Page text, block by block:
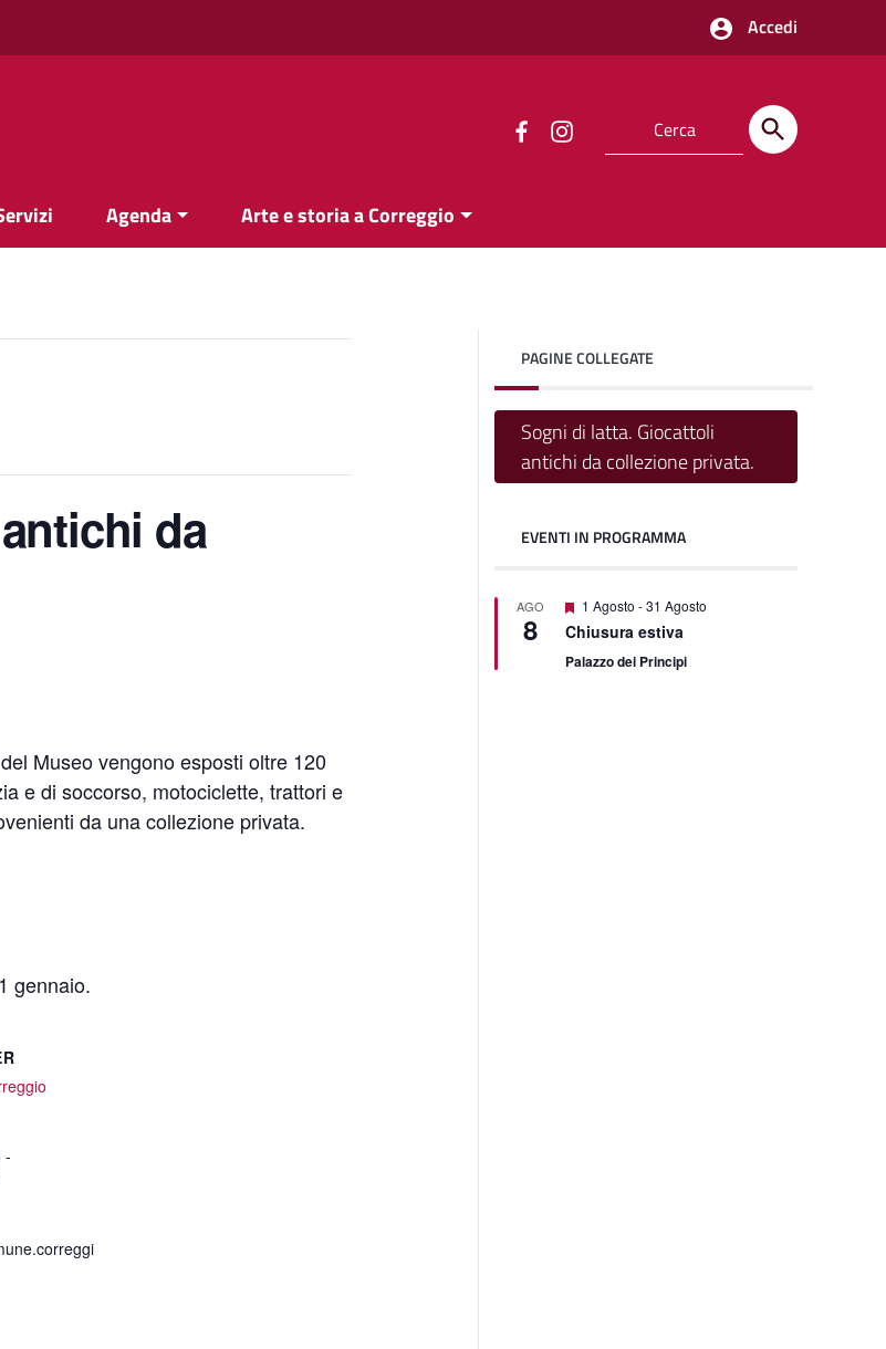
Accedi
Agenda Arte e storia a Correggio
da
Museo vengono esposti oltre 120
e di soccorso, motociclette, trattori e
da una collezione privata.
gennaio.
-
PAGINE COLLEGATE
Sogni di latta. Giocattoli
antichi da collezione privata.
EVENTI IN PROGRAMMA
AGO
8
Featured
1 Agosto -31 Agosto
Chiusura estiva
Palazzo dei Principi